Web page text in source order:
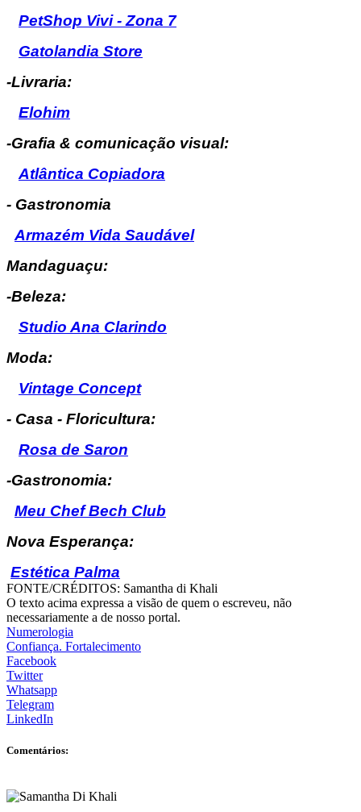
PetShop Vivi - Zona 7
Gatolandia Store
-Livraria:
Elohim
-Grafia & comunicação visual:
Atlântica Copiadora
- Gastronomia
Armazém Vida Saudável
Mandaguaçu:
-Beleza:
Studio Ana Clarindo
Moda:
Vintage Concept
- Casa - Floricultura:
Rosa de Saron
-Gastronomia:
Meu Chef Bech Club
Nova Esperança:
Estética Palma
FONTE/CRÉDITOS: Samantha di Khali
O texto acima expressa a visão de quem o escreveu, não
necessariamente a de nosso portal.
Numerologia
Confiança. Fortalecimento
Facebook
Twitter
Whatsapp
Telegram
LinkedIn
Comentários: